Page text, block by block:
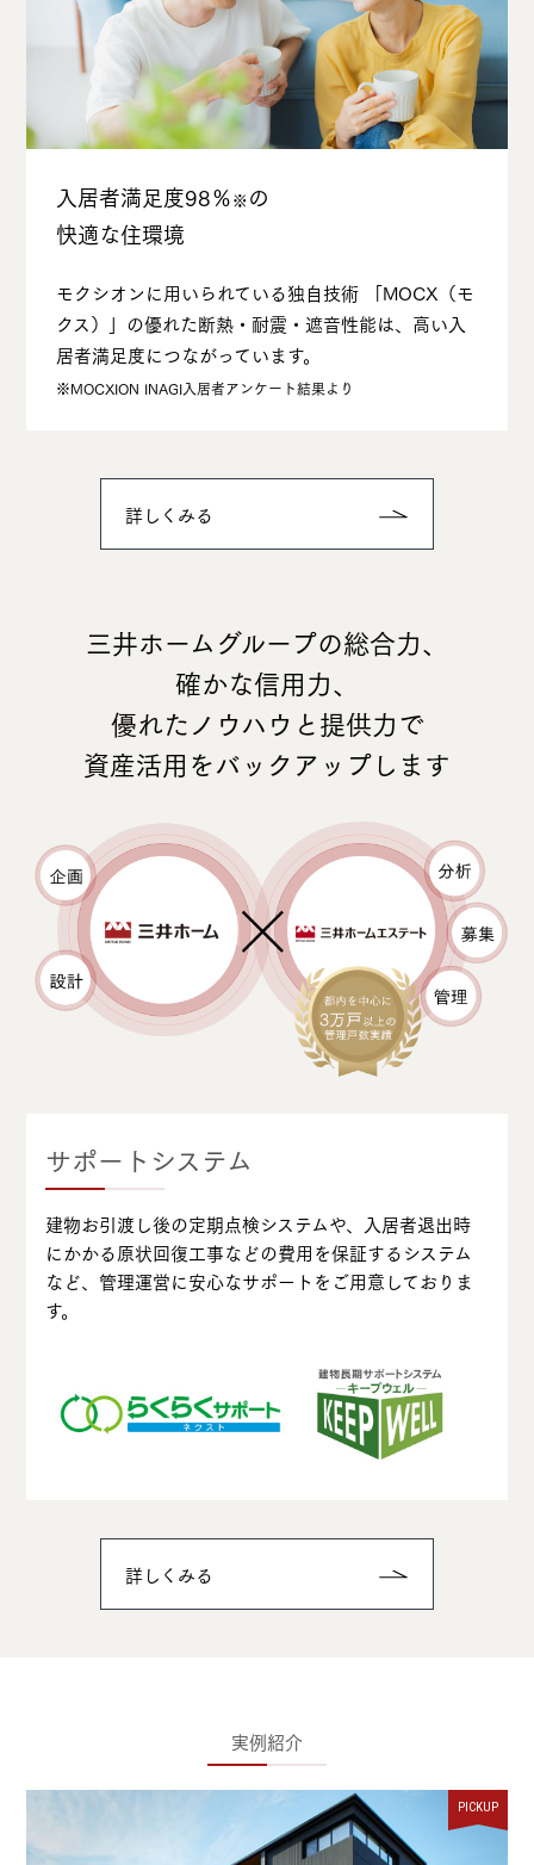
⼊居者満⾜度98％※の
快適な住環境
モクシオンに⽤いられている独⾃技術 「MOCX（モ
クス）」の優れた断熱・耐震・遮⾳性能は、⾼い⼊
居者満⾜度につながっています。
※MOCXION INAGI⼊居者アンケート結果より
詳しくみる
三井ホームグループの総合力、
確かな信用力、
優れたノウハウと提供力で
資産活用をバックアップします
サポートシステム
建物お引渡し後の定期点検システムや、入居者退出時
にかかる原状回復工事などの費用を保証するシステム
など、管理運営に安心なサポートをご用意しておりま
す。
詳しくみる
実例紹介
PICKUP